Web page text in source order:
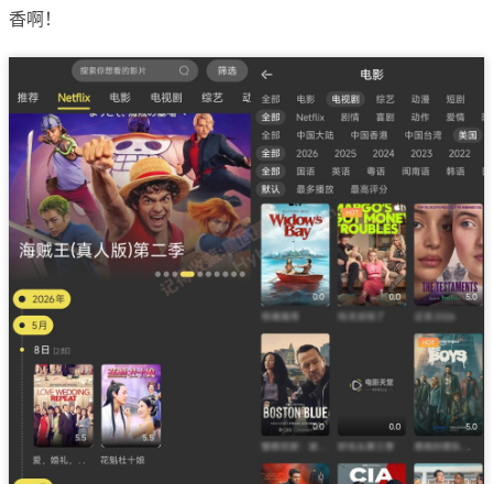
香啊！